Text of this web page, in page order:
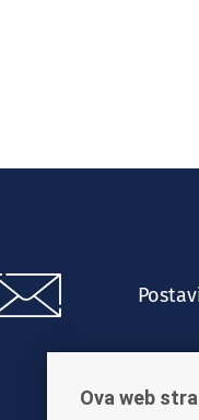
Ova web